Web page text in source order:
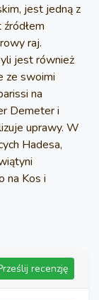
jest jedną z
raj.
jest również
ze swoimi
na
Demeter i
uprawy. W
Hadesa,
na Kos i
recenzję